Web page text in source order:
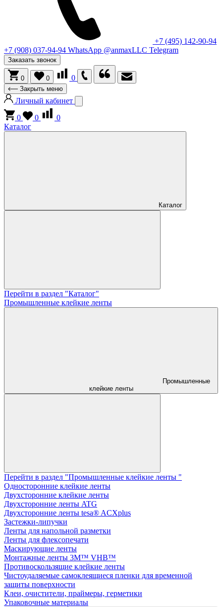
+7 (495) 142-90-94
+7 (908) 037-94-94 WhatsApp @anmaxLLC Telegram
Заказать звонок
0 0 0
Закрыть меню
Личный кабинет
0
0
0
Каталог
Каталог
Перейти в раздел "Каталог"
Промышленные клейкие ленты
Промышленные
клейкие ленты
Перейти в раздел "Промышленные клейкие ленты "
Односторонние клейкие ленты
Двухсторонние клейкие ленты
Двухсторонние ленты ATG
Двухсторонние ленты tesa® ACXplus
Застежки-липучки
Ленты для напольной разметки
Ленты для флексопечати
Маскирующие ленты
Монтажные ленты 3M™ VHB™
Противоскользящие клейкие ленты
Чистоудаляемые самоклеящиеся пленки для временной
защиты поверхности
Клеи, очистители, праймеры, герметики
Упаковочные материалы